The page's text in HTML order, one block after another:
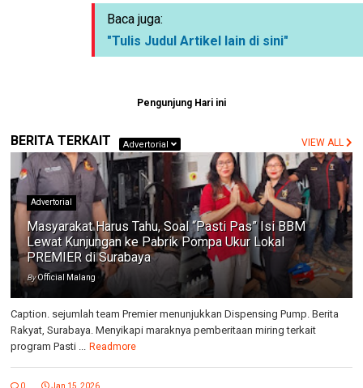
Baca juga:
"Tulis Judul Artikel lain di sini"
Pengunjung Hari ini
BERITA TERKAIT Advertorial VIEW ALL
Advertorial
Masyarakat Harus Tahu, Soal “Pasti Pas” Isi BBM
Lewat Kunjungan ke Pabrik Pompa Ukur Lokal
PREMIER di Surabaya
ByOfficial Malang
Caption. sejumlah team Premier menunjukkan Dispensing Pump. Berita
Rakyat, Surabaya. Menyikapi maraknya pemberitaan miring terkait
program Pasti ... Readmore